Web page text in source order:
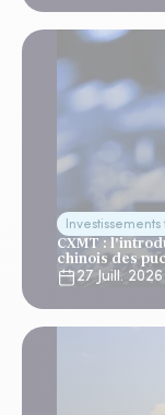
CXMT :
chinois des
27 Juill. 2026